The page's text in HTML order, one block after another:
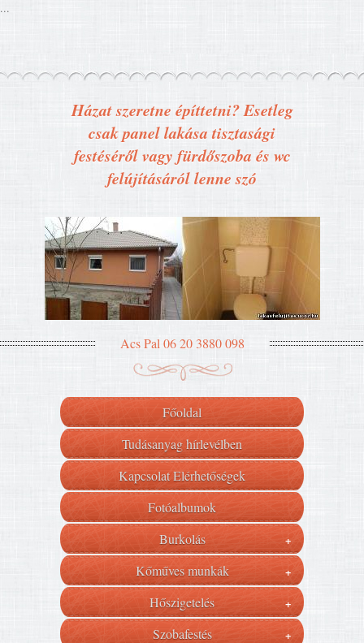
...
Házat szeretne építtetni? Esetleg
csak panel lakása tisztasági
festéséről vagy fürdőszoba és wc
felújításáról lenne szó
Acs Pal 06 20 3880 098
Főoldal
Tudásanyag hírlevélben
Kapcsolat Elérhetőségek
Fotóalbumok
Burkolás
+
Kőműves munkák +
Hőszigetelés +
Szobafestés +